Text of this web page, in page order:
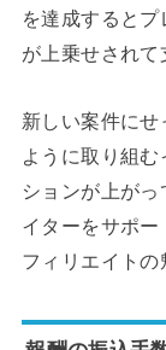
を達成するとプ
が上乗せされて
新しい案件に
ように取り組
ションが上が
イターをサポ
フィリエイトの